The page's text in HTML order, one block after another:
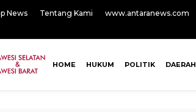
News Tentang Kami www.antaranews.com
HOME HUKUM POLITIK DAERAH